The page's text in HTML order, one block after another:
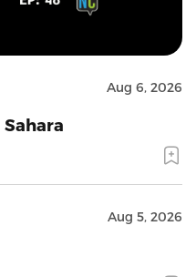
Aug 6, 2026
Aug 5, 2026